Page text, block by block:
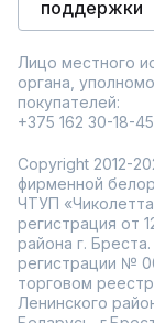
поддержки
Лицо местного
органа,
покупателей:
+375 162 30-18-45
Copyright 2012-
фирменной
ЧТУП
регистрация от
района г.
регистрации №
торговом
Ленинского